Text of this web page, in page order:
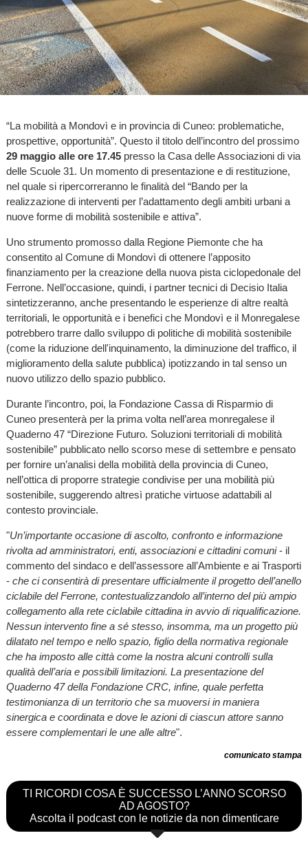
“La mobilità a Mondovì e in provincia di Cuneo: problematiche,
prospettive, opportunità”. Questo il titolo dell’incontro del prossimo
29 maggio alle ore 17.45presso la Casa delle Associazioni di via
delle Scuole 31. Un momento di presentazione e di restituzione,
nel quale si ripercorreranno le finalità del “Bando per la
realizzazione di interventi per l’adattamento degli ambiti urbani a
nuove forme di mobilità sostenibile e attiva”.
Uno strumento promosso dalla Regione Piemonte che ha
consentito al Comune di Mondovì di ottenere l’apposito
finanziamento per la creazione della nuova pista ciclopedonale del
Ferrone. Nell’occasione, quindi, i partner tecnici di Decisio Italia
sintetizzeranno, anche presentando le esperienze di altre realtà
territoriali, le opportunità e i benefici che Mondovì e il Monregalese
potrebbero trarre dallo sviluppo di politiche di mobilità sostenibile
(come la riduzione dell'inquinamento, la diminuzione del traffico, il
miglioramento della salute pubblica) ipotizzando in tal senso un
nuovo utilizzo dello spazio pubblico.
Durante l’incontro, poi, la Fondazione Cassa di Risparmio di
Cuneo presenterà per la prima volta nell’area monregalese il
Quaderno 47 “Direzione Futuro. Soluzioni territoriali di mobilità
sostenibile” pubblicato nello scorso mese di settembre e pensato
per fornire un’analisi della mobilità della provincia di Cuneo,
nell’ottica di proporre strategie condivise per una mobilità più
sostenibile, suggerendo altresì pratiche virtuose adattabili al
contesto provinciale.
"Un’importante occasione di ascolto, confronto e informazione
rivolta ad amministratori, enti, associazioni e cittadini comuni- il
commento del sindaco e dell’assessore all’Ambiente e ai Trasporti
- che ci consentirà di presentare ufficialmente il progetto dell’anello
ciclabile del Ferrone, contestualizzandolo all’interno del più ampio
collegamento alla rete ciclabile cittadina in avvio di riqualificazione.
Nessun intervento fine a sé stesso, insomma, ma un progetto più
dilatato nel tempo e nello spazio, figlio della normativa regionale
che ha imposto alle città come la nostra alcuni controlli sulla
qualità dell’aria e possibili limitazioni. La presentazione del
Quaderno 47 della Fondazione CRC, infine, quale perfetta
testimonianza di un territorio che sa muoversi in maniera
sinergica e coordinata e dove le azioni di ciascun attore sanno
essere complementari le une alle altre".
comunicato stampa
TI RICORDI COSA È SUCCESSO L’ANNO SCORSO
AD AGOSTO?
Ascolta il podcast con le notizie da non dimenticare